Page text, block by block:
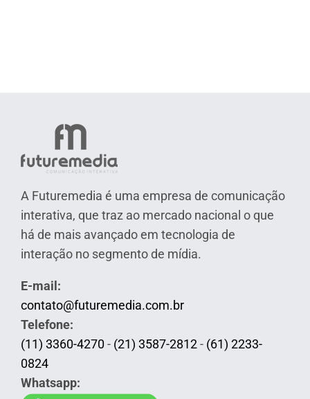
A Futuremedia é uma empresa de comunicação
interativa, que traz ao mercado nacional o que
há de mais avançado em tecnologia de
interação no segmento de mídia.
E-mail:
contato@futuremedia.com.br
Telefone:
(11) 3360-4270 - (21) 3587-2812- (61) 2233-
0824
Whatsapp: